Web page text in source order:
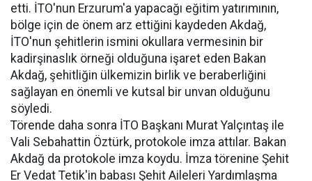
etti. İTO'nun Erzurum'a yapacağı eğitim yatırımının,
bölge için de önem arz ettiğini kaydeden Akdağ,
İTO'nun şehitlerin ismini okullara vermesinin bir
kadirşinaslık örneği olduğuna işaret eden Bakan
Akdağ, şehitliğin ülkemizin birlik ve beraberliğini
sağlayan en önemli ve kutsal bir unvan olduğunu
söyledi.
Törende daha sonra İTO Başkanı Murat Yalçıntaş ile
Vali Sebahattin Öztürk, protokole imza attılar. Bakan
Akdağ da protokole imza koydu. İmza törenine Şehit
Er Vedat Tetik'in babası Şehit Aileleri Yardımlaşma